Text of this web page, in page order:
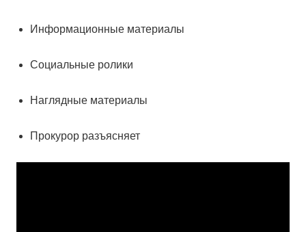
Информационные материалы
Социальные ролики
Наглядные материалы
Прокурор разъясняет